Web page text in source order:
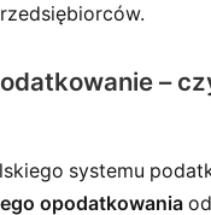
–
systemu
opodatkowania